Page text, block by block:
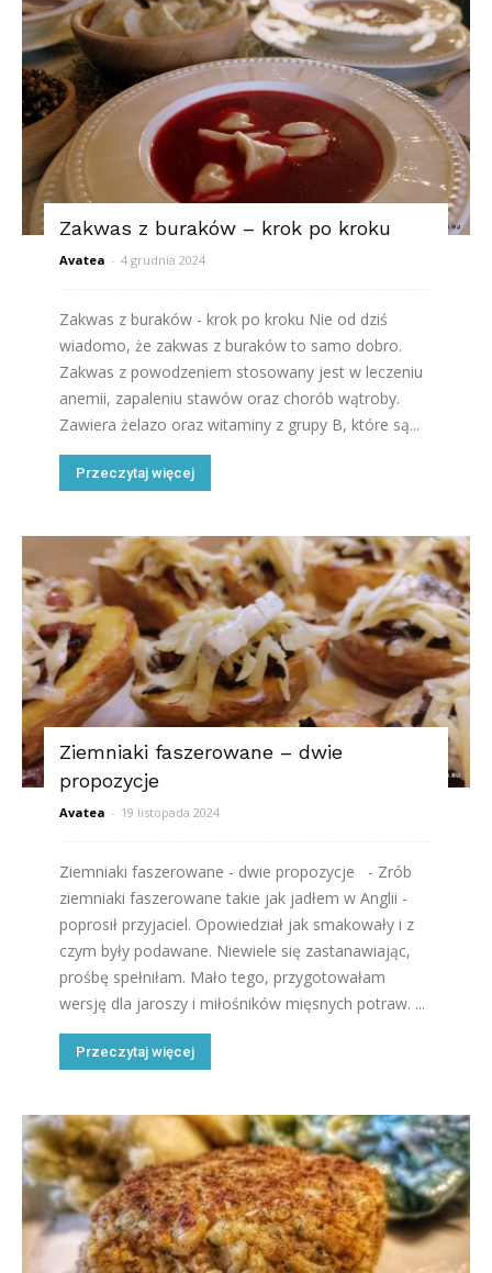
Zakwas z buraków – krok po kroku
Avatea - 4 grudnia 2024
Zakwas z buraków - krok po kroku Nie od dziś
wiadomo, że zakwas z buraków to samo dobro.
Zakwas z powodzeniem stosowany jest w leczeniu
anemii, zapaleniu stawów oraz chorób wątroby.
Zawiera żelazo oraz witaminy z grupy B, które są...
Przeczytaj więcej
Ziemniaki faszerowane – dwie
propozycje
Avatea - 19 listopada 2024
Ziemniaki faszerowane - dwie propozycje - Zrób
ziemniaki faszerowane takie jak jadłem w Anglii -
poprosił przyjaciel. Opowiedział jak smakowały i z
czym były podawane. Niewiele się zastanawiając,
prośbę spełniłam. Mało tego, przygotowałam
wersję dla jaroszy i miłośników mięsnych potraw. ...
Przeczytaj więcej